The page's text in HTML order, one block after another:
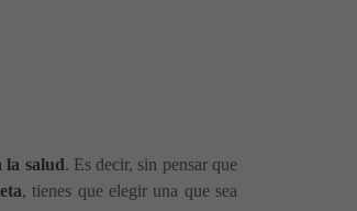
la salud. Es decir, sin pensar que
, tienes que elegir una que sea